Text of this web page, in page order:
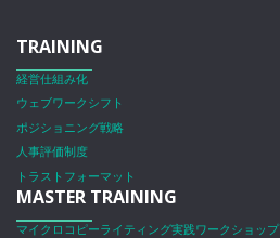
TRAINING
経営仕組み化
ウェブワークシフト
ポジショニング戦略
人事評価制度
トラストフォーマット
MASTER TRAINING
マイクロコピーライティング実践ワークショップ